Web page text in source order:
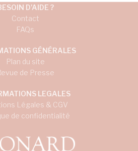
D'AIDE ?
Contact
FAQs
GÉNÉRALES
Plan du site
de Presse
LEGALES
Légales & CGV
de confidentialité